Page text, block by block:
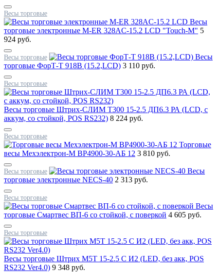
Весы торговые
Весы
торговые электронные M-ER 328AC-15.2 LCD "Touch-M" 5
924 руб.
Весы торговые
Весы
торговые ФорТ-Т 918В (15.2,LCD) 3 110 руб.
Весы торговые
Весы торговые Штрих-СЛИМ Т300 15-2.5 ДП6.3 РА (LCD, с
аккум, со стойкой, POS RS232) 8 224 руб.
Весы торговые
Торговые
весы Мехэлектрон-М ВР4900-30-АБ 12 3 810 руб.
Весы торговые
Весы
торговые электронные NECS-40 2 313 руб.
Весы торговые
Весы
торговые Смартвес ВП-6 со стойкой, с поверкой 4 605 руб.
Весы торговые
Весы торговые Штрих М5Т 15-2.5 С И2 (LED, без акк, POS
RS232 Ver4.0) 9 348 руб.